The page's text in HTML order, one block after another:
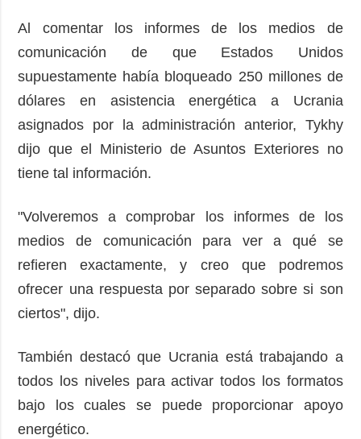
Al comentar los informes de los medios de
comunicación de que Estados Unidos
supuestamente había bloqueado 250 millones de
dólares en asistencia energética a Ucrania
asignados por la administración anterior, Tykhy
dijo que el Ministerio de Asuntos Exteriores no
tiene tal información.
"Volveremos a comprobar los informes de los
medios de comunicación para ver a qué se
refieren exactamente, y creo que podremos
ofrecer una respuesta por separado sobre si son
ciertos", dijo.
También destacó que Ucrania está trabajando a
todos los niveles para activar todos los formatos
bajo los cuales se puede proporcionar apoyo
energético.